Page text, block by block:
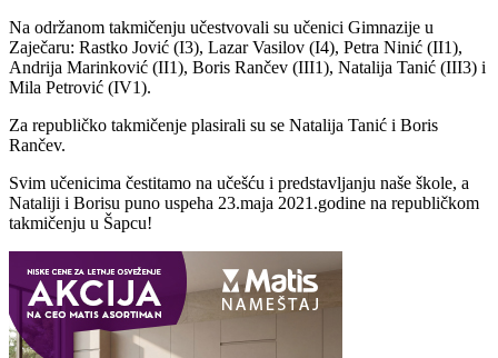
Na održanom takmičenju učestvovali su učenici Gimnazije u
Zaječaru: Rastko Jović (I3), Lazar Vasilov (I4), Petra Ninić (II1),
Andrija Marinković (II1), Boris Rančev (III1), Natalija Tanić (III3) i
Mila Petrović (IV1).
Za republičko takmičenje plasirali su se Natalija Tanić i Boris
Rančev.
Svim učenicima čestitamo na učešću i predstavljanju naše škole, a
Nataliji i Borisu puno uspeha 23.maja 2021.godine na republičkom
takmičenju u Šapcu!